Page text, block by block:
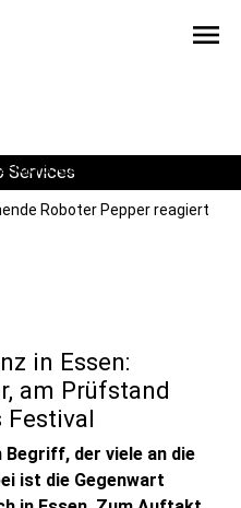
menu
Services
Roboter Pepper reagiert
in Essen:
am Prüfstand
Festival
der viele an die
ist die Gegenwart